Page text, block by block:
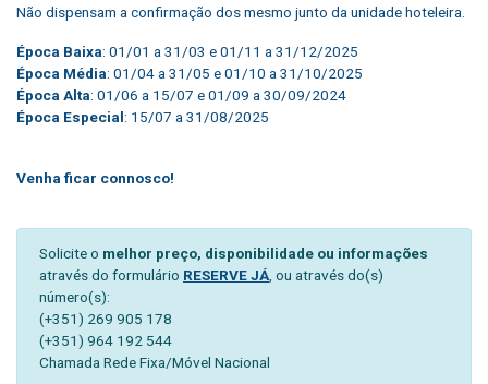
Não dispensam a confirmação dos mesmo junto da unidade hoteleira.
Época Baixa: 01/01 a 31/03 e 01/11 a 31/12/2025
Época Média: 01/04 a 31/05 e 01/10 a 31/10/2025
Época Alta: 01/06 a 15/07 e 01/09 a 30/09/2024
Época Especial: 15/07 a 31/08/2025
Venha ficar connosco!
Solicite o melhor preço, disponibilidade ou informações
através do formulário RESERVE JÁ , ou através do(s)
número(s):
(+351) 269 905 178
(+351) 964 192 544
Chamada Rede Fixa/Móvel Nacional